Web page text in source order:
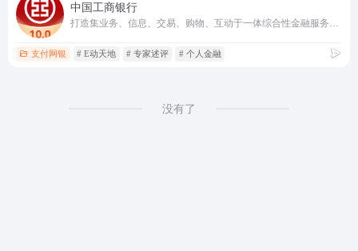
中国工商银行
支付网银 # E动天地 # 专家述评 # 个人金融
没有了